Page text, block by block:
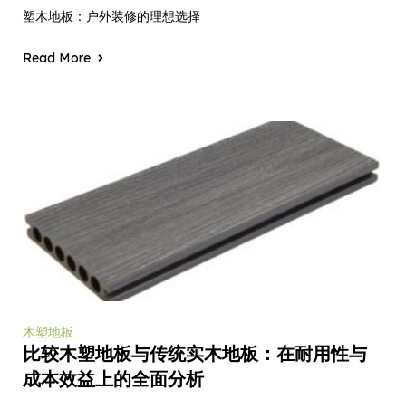
塑木地板：户外装修的理想选择
Read More
木塑地板
比较木塑地板与传统实木地板：在耐用性与
成本效益上的全面分析